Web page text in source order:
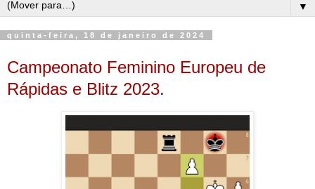
▼
quinta-feira, 18 de janeiro de 2024
Campeonato Feminino Europeu de
Rápidas e Blitz 2023.